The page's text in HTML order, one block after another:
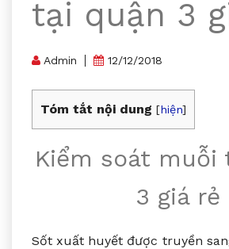
tại quận 3
Admin 12/12/2018
Tóm tắt nội dung [hiện]
Kiểm soát muỗi
3 giá rẻ
Sốt xuất huyết được truyền